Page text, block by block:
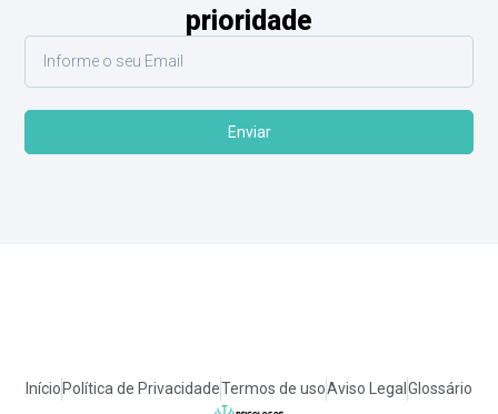
prioridade
Enviar
Início Política de PrivacidadeTermos de usoAviso Legal Glossário